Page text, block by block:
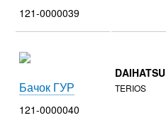
121-0000039
Бачок ГУР
121-0000040
DAIHATSU
TERIOS